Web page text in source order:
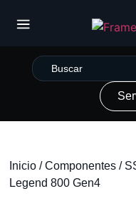
Inicio /Componentes /
Legend 800 Gen4